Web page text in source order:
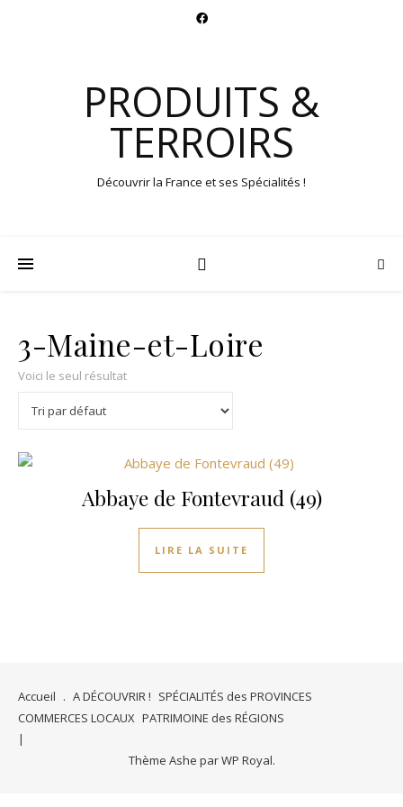
PRODUITS &
TERROIRS
Découvrir la France et ses Spécialités !
3-Maine-et-Loire
Voici le seul résultat
Abbaye de Fontevraud (49)
LIRE LA SUITE
Accueil . A DÉCOUVRIR ! SPÉCIALITÉS des PROVINCES
COMMERCES LOCAUX PATRIMOINE des RÉGIONS
Thème Ashe parWP Royal.